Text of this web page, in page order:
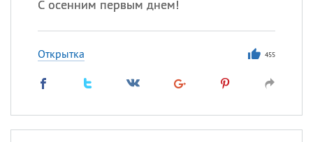
С осенним первым днем!
Открытка 455